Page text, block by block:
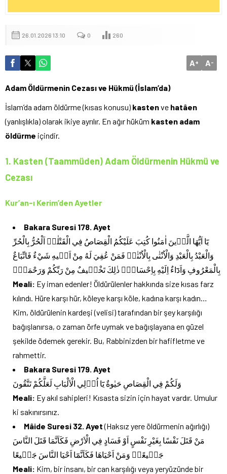
26.01.2026 13:10 0 260
A+ A-
Adam Öldürmenin Cezası ve Hükmü (İslam’da)
İslam’da adam öldürme (kısas konusu) kastenve hatâen
(yanlışlıkla) olarak ikiye ayrılır. En ağır hüküm kasten adam
öldürme içindir.
1. Kasten (Taammüden) Adam Öldürmenin Hükmü ve
Cezası
Kur’an-ı Kerim’den Ayetler
Bakara Suresi 178. Ayet
يَٓا اَيُّهَا الَّذ۪ينَ اٰمَنُوا كُتِبَ عَلَيْكُمُ الْقِصَاصُ فِي الْقَتْلٰىۜ اَلْحُرُّ بِالْحُرِّ
وَالْعَبْدُ بِالْعَبْدِ وَالْاُنْثٰى بِالْاُنْثٰىۜ فَمَنْ عُفِيَ لَهُ مِنْ اَخ۪يهِ شَيْءٌ فَاتِّبَاعٌ
بِالْمَعْرُوفِ وَاَدَٓاءٌ اِلَيْهِ بِاِحْسَانٍۜ ذٰلِكَ تَخْف۪يفٌ مِنْ رَبِّكُمْ وَرَحْمَةٌۜ
Meali: Ey iman edenler! Öldürülenler hakkında size kısas farz
kılındı. Hüre karşı hür, köleye karşı köle, kadına karşı kadın…
Kim, öldürülenin kardeşi (velisi) tarafından bir şey karşılığı
bağışlanırsa, o zaman örfe uymak ve bağışlayana en güzel
şekilde ödemek gerekir. Bu, Rabbinizden bir hafifletme ve
rahmettir.
Bakara Suresi 179. Ayet
وَلَكُمْ فِي الْقِصَاصِ حَيٰوةٌ يَٓا اُو۬لِي الْاَلْبَابِ لَعَلَّكُمْ تَتَّقُونَ
Meali: Ey akıl sahipleri! Kısasta sizin için hayat vardır. Umulur
ki sakınırsınız.
Mâide Suresi 32. Ayet(Haksız yere öldürmenin ağırlığı)
مَنْ قَتَلَ نَفْسًا بِغَيْرِ نَفْسٍ اَوْ فَسَادٍ فِي الْاَرْضِ فَكَاَنَّمَا قَتَلَ النَّاسَ
جَم۪يعًاۚ وَمَنْ اَحْيَاهَا فَكَاَنَّمَٓا اَحْيَا النَّاسَ جَم۪يعًا
Meali: Kim, bir insanı, bir can karşılığı veya yeryüzünde bir